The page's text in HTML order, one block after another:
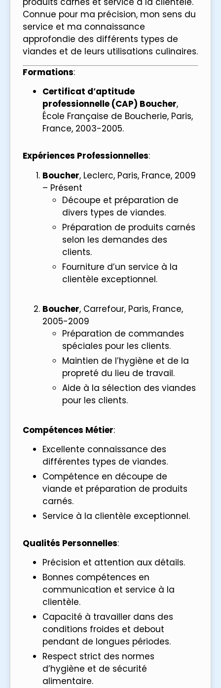
Connue pour ma précision, mon sens du
service et ma connaissance
approfondie des différents types de
viandes et de leurs utilisations culinaires.
Formations:
Certificat d’aptitude
professionnelle (CAP) Boucher,
École Française de Boucherie, Paris,
France, 2003-2005.
Expériences Professionnelles:
Boucher, Leclerc, Paris, France, 2009
– Présent
Découpe et préparation de
divers types de viandes.
Préparation de produits carnés
selon les demandes des
clients.
Fourniture d’un service à la
clientèle exceptionnel.
Boucher, Carrefour, Paris, France,
2005-2009
Préparation de commandes
spéciales pour les clients.
Maintien de l’hygiène et de la
propreté du lieu de travail.
Aide à la sélection des viandes
pour les clients.
Compétences Métier:
Excellente connaissance des
différentes types de viandes.
Compétence en découpe de
viande et préparation de produits
carnés.
Service à la clientèle exceptionnel.
Qualités Personnelles:
Précision et attention aux détails.
Bonnes compétences en
communication et service à la
clientèle.
Capacité à travailler dans des
conditions froides et debout
pendant de longues périodes.
Respect strict des normes
d’hygiène et de sécurité
alimentaire.